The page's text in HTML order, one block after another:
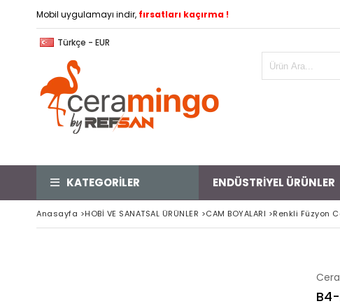
Mobil uygulamayı indir, fırsatları kaçırma !
Türkçe - EUR
KATEGORİLER ENDÜSTRİYEL ÜRÜNLER
Anasayfa >HOBİ VE SANATSAL ÜRÜNLER >CAM BOYALARI >Renkli Füzyon